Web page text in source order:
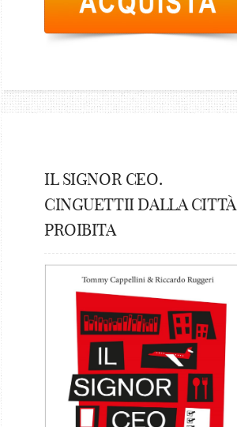
IL SIGNOR CEO.
CINGUETTII DALLA CITTÀ
PROIBITA